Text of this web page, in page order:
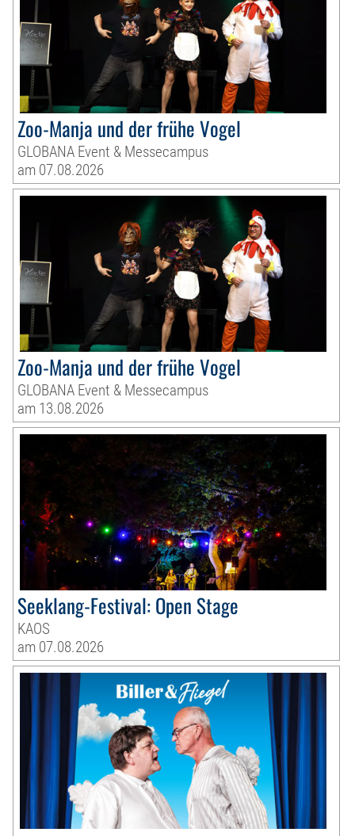
Zoo-Manja und der frühe Vogel
GLOBANA Event & Messecampus
am 07.08.2026
Zoo-Manja und der frühe Vogel
GLOBANA Event & Messecampus
am 13.08.2026
Seeklang-Festival: Open Stage
KAOS
am 07.08.2026